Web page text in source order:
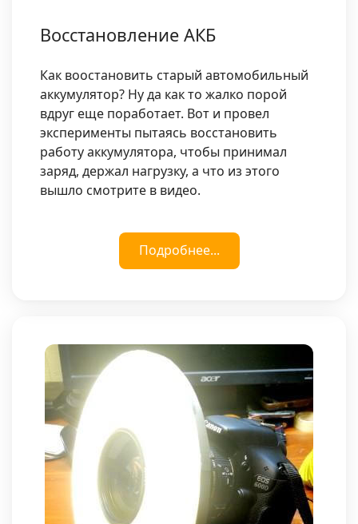
Восстановление АКБ
Как воостановить старый автомобильный
аккумулятор? Ну да как то жалко порой
вдруг еще поработает. Вот и провел
эксперименты пытаясь восстановить
работу аккумулятора, чтобы принимал
заряд, держал нагрузку, а что из этого
вышло смотрите в видео.
Подробнее...